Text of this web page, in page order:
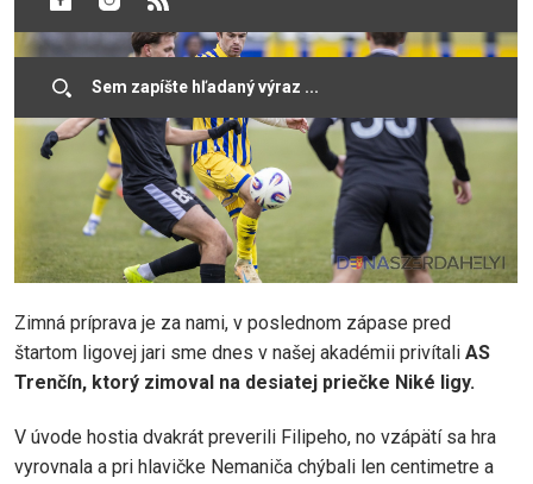
Zimná príprava je za nami, v poslednom zápase pred
štartom ligovej jari sme dnes v našej akadémii privítali AS
Trenčín, ktorý zimoval na desiatej priečke Niké ligy.
V úvode hostia dvakrát preverili Filipeho, no vzápätí sa hra
vyrovnala a pri hlavičke Nemaniča chýbali len centimetre a